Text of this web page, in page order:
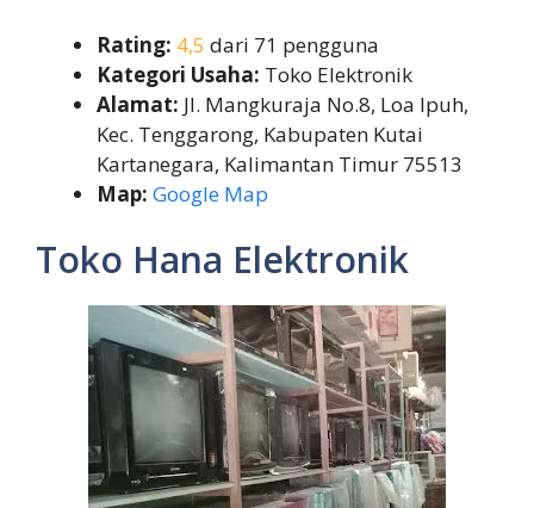
Rating: 4,5 dari 71 pengguna
Kategori Usaha: Toko Elektronik
Alamat: Jl. Mangkuraja No.8, Loa Ipuh,
Kec. Tenggarong, Kabupaten Kutai
Kartanegara, Kalimantan Timur 75513
Map: Google Map
Toko Hana Elektronik